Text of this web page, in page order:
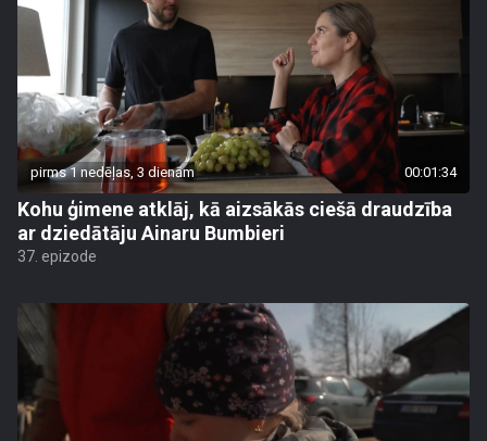
pirms 1 nedēļas, 3 dienām 00:01:34
Kohu ģimene atklāj, kā aizsākās ciešā draudzība
ar dziedātāju Ainaru Bumbieri
37. epizode